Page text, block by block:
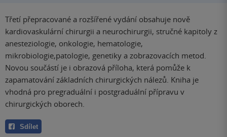
Třetí přepracované a rozšířené vydání obsahuje nově
kardiovaskulární chirurgii a neurochirurgii, stručné kapitoly z
anesteziologie, onkologie, hematologie,
mikrobiologie,patologie, genetiky a zobrazovacích metod.
Novou součástí je i obrazová příloha, která pomůže k
zapamatování základních chirurgických nálezů. Kniha je
vhodná pro pregraduální i postgraduální přípravu v
chirurgických oborech.
Sdílet